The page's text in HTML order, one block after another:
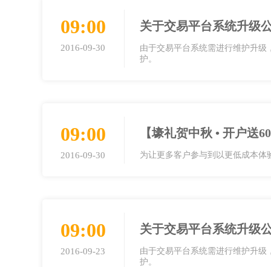
09:00
2016-09-30
关于交易平台系统升级
由于交易平台系统需进行维护升级
护。
09:00
2016-09-30
【壕礼贺中秋 • 开户送
为让更多客户参与到以更低成本体
09:00
2016-09-23
关于交易平台系统升级
由于交易平台系统需进行维护升级
护。